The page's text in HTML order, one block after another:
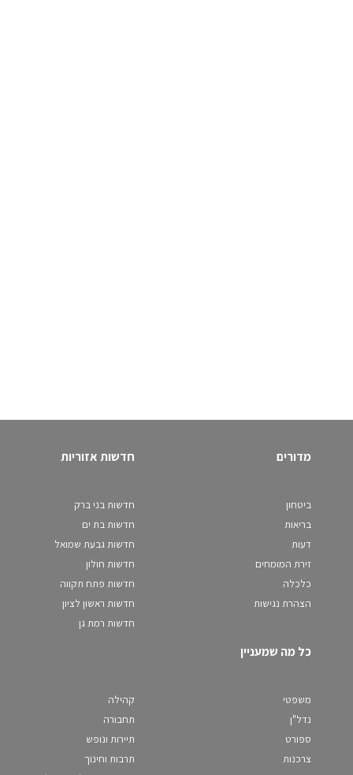
מדורים
ביטחון
בריאות
דעות
זירת המומחים
כלכלה
הצהרת נגישות
חדשות אזוריות
חדשות בני ברק
חדשות בת ים
חדשות גבעת שמואל
חדשות חולון
חדשות פתח תקווה
חדשות ראשון לציון
חדשות רמת גן
כל מה שמעניין
משפטי
נדל"ן
ספורט
צרכנות
קהילה
תחבורה
תיירות ונופש
תרבות וחינוך